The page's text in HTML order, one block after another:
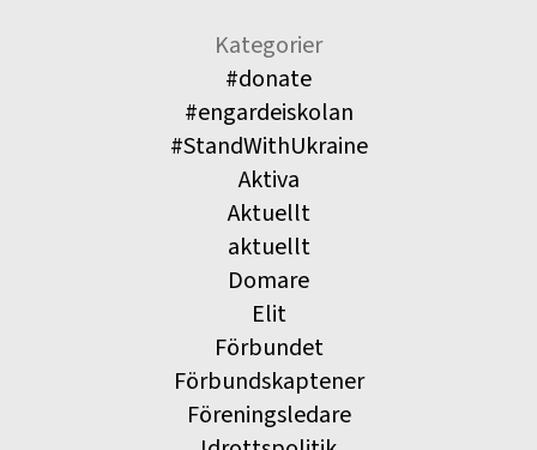
Kategorier
#donate
#engardeiskolan
#StandWithUkraine
Aktiva
Aktuellt
aktuellt
Domare
Elit
Förbundet
Förbundskaptener
Föreningsledare